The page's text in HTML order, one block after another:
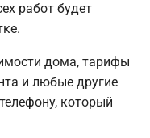
работ будет
дома, тарифы
и любые другие
который